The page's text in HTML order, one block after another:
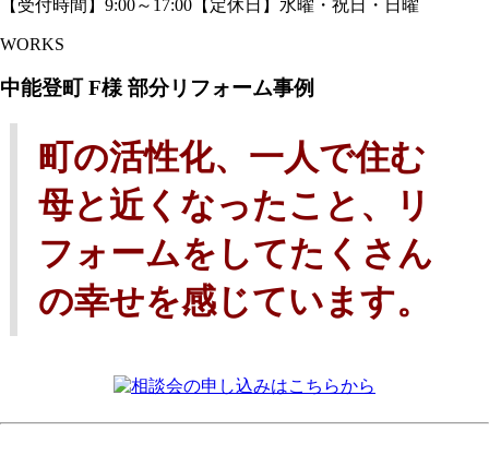
【受付時間】9:00～17:00【定休日】水曜・祝日・日曜
WORKS
中能登町 F様 部分リフォーム事例
町の活性化、一人で住む
母と近くなったこと、リ
フォームをしてたくさん
の幸せを感じています。